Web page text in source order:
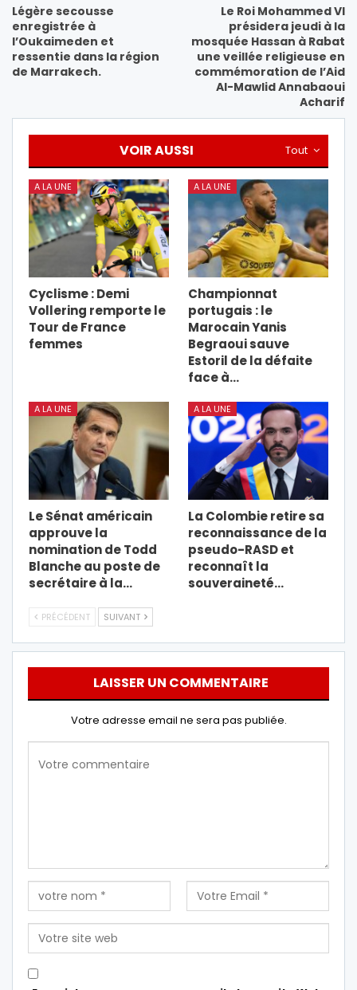
Légère secousse
enregistrée à
l’Oukaimeden et
ressentie dans la région
de Marrakech.
Le Roi Mohammed VI
présidera jeudi à la
mosquée Hassan à Rabat
une veillée religieuse en
commémoration de l’Aid
Al-Mawlid Annabaoui
Acharif
Tout
VOIR AUSSI
A LA UNE
Cyclisme : Demi
Vollering remporte le
Tour de France
femmes
A LA UNE
Championnat
portugais : le
Marocain Yanis
Begraoui sauve
Estoril de la défaite
face à…
A LA UNE
Le Sénat américain
approuve la
nomination de Todd
Blanche au poste de
secrétaire à la…
A LA UNE
La Colombie retire sa
reconnaissance de la
pseudo-RASD et
reconnaît la
souveraineté…
PRÉCÉDENT SUIVANT
LAISSER UN COMMENTAIRE
Votre adresse email ne sera pas publiée.